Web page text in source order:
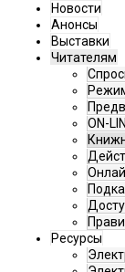
Новости
Анонсы
Выставки
Читателям
ON-
Ресурсы